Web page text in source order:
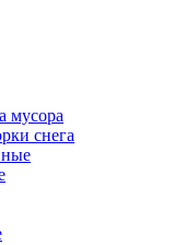
мусора
снега